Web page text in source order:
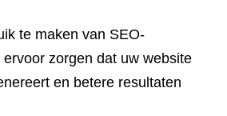
te maken van SEO-
zorgen dat uw website
en betere resultaten